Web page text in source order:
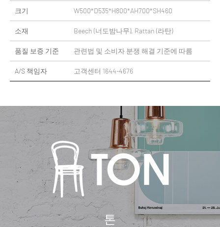
크기 W500*D535*H800*AH700*SH460
소재 Beech (너도밤나무), Rattan (라탄)
품질 보증 기준 관련법 및 소비자 분쟁 해결 기준에 따름
A/S 책임자 고객센터 1644-4676
톤